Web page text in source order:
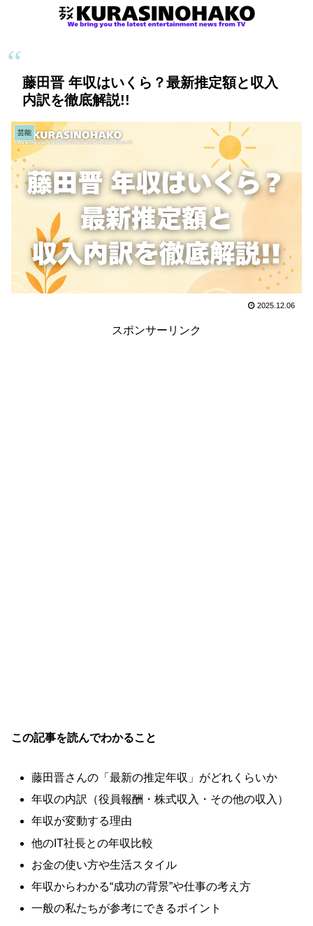
藤田晋 年収はいくら？最新推定額と収入
内訳を徹底解説!!
芸能
2025.12.06
スポンサーリンク
この記事を読んでわかること
藤田晋さんの「最新の推定年収」がどれくらいか
年収の内訳（役員報酬・株式収入・その他の収入）
年収が変動する理由
他のIT社長との年収比較
お金の使い方や生活スタイル
年収からわかる“成功の背景”や仕事の考え方
一般の私たちが参考にできるポイント